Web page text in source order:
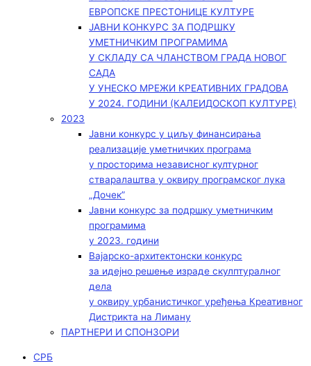
ЕВРОПСКЕ ПРЕСТОНИЦЕ КУЛТУРЕ
ЈАВНИ КОНКУРС ЗА ПОДРШКУ
УМЕТНИЧКИМ ПРОГРАМИМА
У СКЛАДУ СА ЧЛАНСТВОМ ГРАДА НОВОГ
САДА
У УНЕСКО МРЕЖИ КРЕАТИВНИХ ГРАДОВА
У 2024. ГОДИНИ (КАЛЕИДОСКОП КУЛТУРЕ)
2023
Јавни конкурс у циљу финансирања
реализације уметничких програма
у просторима независног културног
стваралаштва у оквиру програмског лука
„Дочек”
Јавни конкурс за подршку уметничким
програмима
у 2023. години
Вајарско-архитектонски конкурс
за идејно решење израде скулптуралног
дела
у оквиру урбанистичког уређења Креативног
Дистрикта на Лиману
ПАРТНЕРИ И СПОНЗОРИ
СРБ